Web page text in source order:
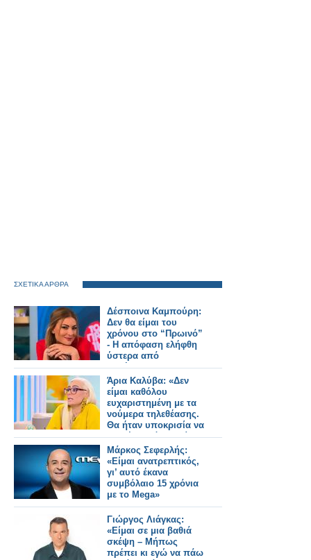
ΣΧΕΤΙΚΑ ΑΡΘΡΑ
Δέσποινα Καμπούρη:
Δεν θα είμαι του
χρόνου στο “Πρωινό”
- Η απόφαση ελήφθη
ύστερα από
συζήτηση με το
κανάλι
Άρια Καλύβα: «Δεν
είμαι καθόλου
ευχαριστημένη με τα
νούμερα τηλεθέασης.
Θα ήταν υποκρισία να
σου έλεγα ότι ανοίγω
σαμπάνιες»
Μάρκος Σεφερλής:
«Είμαι ανατρεπτικός,
γι’ αυτό έκανα
συμβόλαιο 15 χρόνια
με το Mega»
Γιώργος Λιάγκας:
«Είμαι σε μια βαθιά
σκέψη – Mήπως
πρέπει κι εγώ να πάω